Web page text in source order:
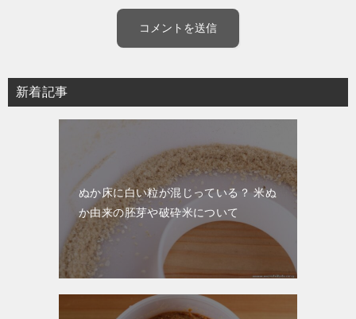
新着記事
ぬか床に白い粒が混じっている？ 米ぬ
か由来の胚芽や破砕米について